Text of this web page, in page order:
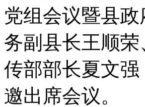
党组会议暨县
务副县长王顺
传部部长夏文
邀出席会议。